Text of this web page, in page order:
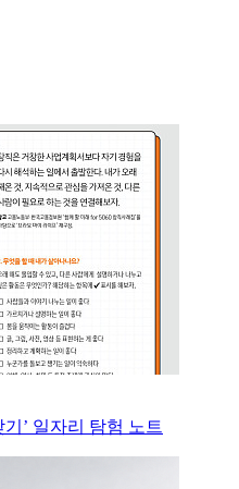
’ 일자리 탐험 노트